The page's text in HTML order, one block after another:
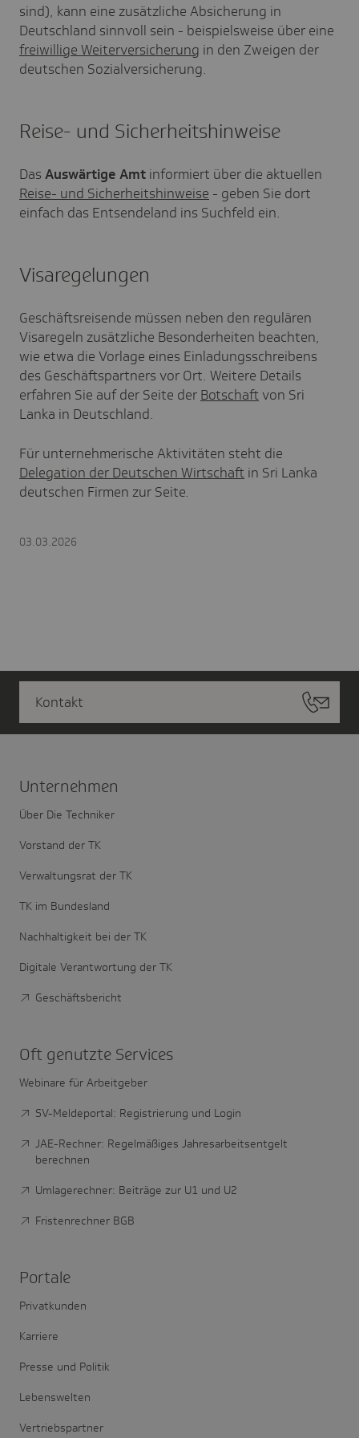
sind), kann eine zusätzliche Absicherung in
Deutschland sinnvoll sein - beispielsweise über eine
freiwillige Weiterversicherung in den Zweigen der
deutschen Sozialversicherung.
Reise- und Sicherheitshinweise
Das Auswärtige Amt informiert über die aktuellen
Reise- und Sicherheitshinweise - geben Sie dort
einfach das Entsendeland ins Suchfeld ein.
Visaregelungen
Geschäftsreisende müssen neben den regulären
Visaregeln zusätzliche Besonderheiten beachten,
wie etwa die Vorlage eines Einladungsschreibens
des Geschäftspartners vor Ort. Weitere Details
erfahren Sie auf der Seite der Botschaft von Sri
Lanka in Deutschland.
Für unternehmerische Aktivitäten steht die
Delegation der Deutschen Wirtschaft in Sri Lanka
deutschen Firmen zur Seite.
03.03.2026
Kontakt
Unter­nehmen
Über Die Techniker
Vorstand der TK
Verwaltungsrat der TK
TK im Bundesland
Nachhaltigkeit bei der TK
Digitale Verantwortung der TK
Geschäftsbericht
Oft genutzte Services
Webinare für Arbeitgeber
SV-Meldeportal: Registrierung und Login
JAE-Rechner: Regelmäßiges Jahresarbeitsentgelt
berechnen
Umlagerechner: Beiträge zur U1 und U2
Fristenrechner BGB
Portale
Privatkunden
Karriere
Presse und Politik
Lebenswelten
Vertriebspartner